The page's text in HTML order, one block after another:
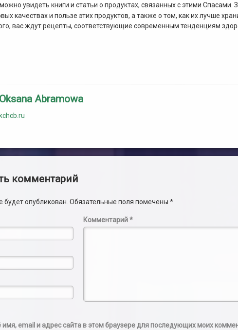
увидеть книги и статьи о продуктах, связанных с этими Спасами.
качествах и пользе этих продуктов, а также о том, как их лучше
вас ждут рецепты, соответствующие современным тенденциям
Oksana Abramowa
kchcb.ru
комментарий
опубликован. Обязательные поля помечены*
Комментарий*
имя, email и адрес сайта в этом браузере для последующих моих